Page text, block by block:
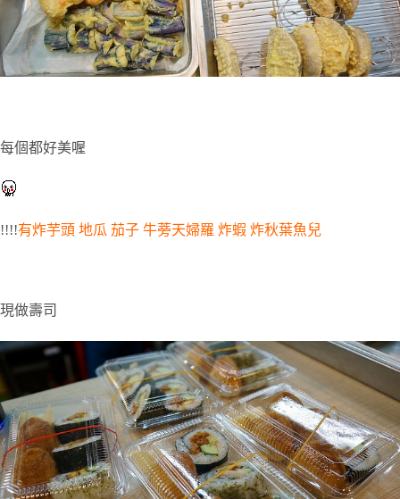
每個都好美喔
!!!!有炸芋頭 地瓜 茄子 牛蒡天婦羅 炸蝦 炸秋葉魚兒
現做壽司